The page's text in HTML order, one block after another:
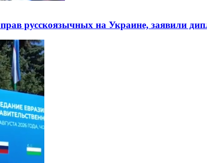
русскоязычных на Украине, заявили